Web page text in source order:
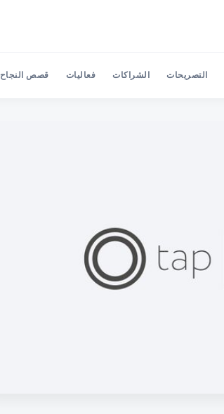
التصريحات الشراكات فعاليات قصص النجاح